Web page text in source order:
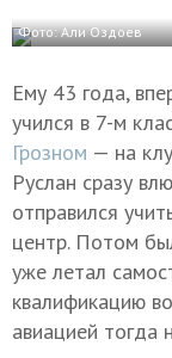
Фото: Али Оздоев
Ему 43 года,
учился в 7-м
Грозном — на
Руслан сразу
отправился
центр. Потом
уже летал
квалификацию
авиацией тогда